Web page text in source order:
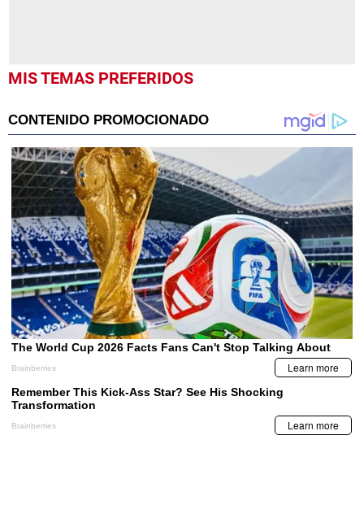
MIS TEMAS PREFERIDOS